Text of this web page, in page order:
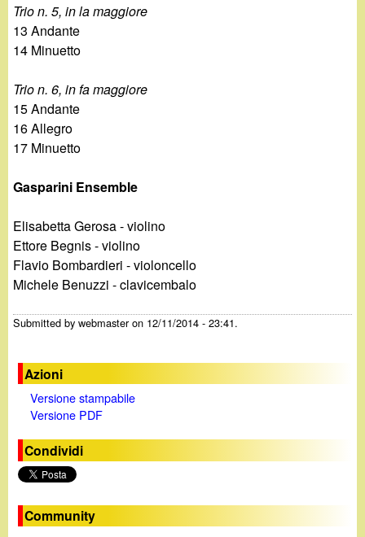
Trio n. 5, in la maggiore
13 Andante
14 Minuetto
Trio n. 6, in fa maggiore
15 Andante
16 Allegro
17 Minuetto
Gasparini Ensemble
Elisabetta Gerosa - violino
Ettore Begnis - violino
Flavio Bombardieri - violoncello
Michele Benuzzi - clavicembalo
Submitted bywebmasteron 12/11/2014 - 23:41.
Azioni
Versione stampabile
Versione PDF
Condividi
Community